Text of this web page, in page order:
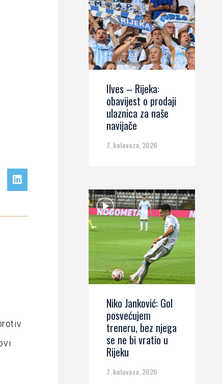
Ilves – Rijeka:
obavijest o prodaji
ulaznica za naše
navijače
7. kolovoza, 2026
Niko Janković: Gol
posvećujem
treneru, bez njega
se ne bi vratio u
Rijeku
7. kolovoza, 2026